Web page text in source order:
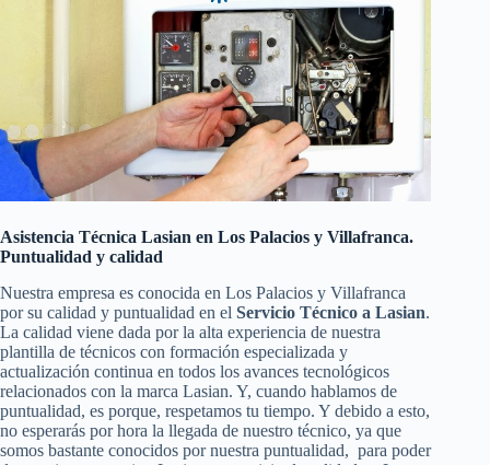
Asistencia Técnica Lasian en Los Palacios y Villafranca.
Puntualidad y calidad
Nuestra empresa es conocida en Los Palacios y Villafranca
por su calidad y puntualidad en el Servicio Técnico a Lasian.
La calidad viene dada por la alta experiencia de nuestra
plantilla de técnicos con formación especializada y
actualización continua en todos los avances tecnológicos
relacionados con la marca Lasian. Y, cuando hablamos de
puntualidad, es porque, respetamos tu tiempo. Y debido a esto,
no esperarás por hora la llegada de nuestro técnico, ya que
somos bastante conocidos por nuestra puntualidad, para poder